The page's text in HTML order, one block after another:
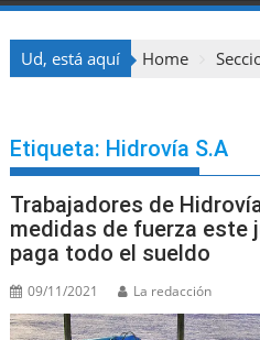
Ud, está aquí Home
Etiqueta: Hidrovía S.A
Trabajadores de
medidas de fuerza este
paga todo el sueldo
09/11/2021 La redacción